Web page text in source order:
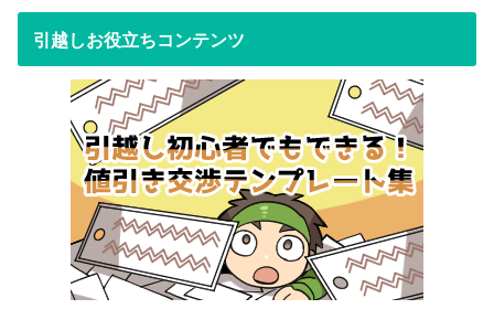
引越しお役立ちコンテンツ